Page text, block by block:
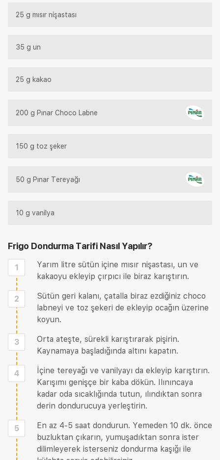
25 g mısır nişastası
35 g un
25 g kakao
200 g Pınar Choco Labne
150 g toz şeker
50 g Pınar Tereyağı
10 g vanilya
Frigo Dondurma Tarifi Nasıl Yapılır?
1
Yarım litre sütün içine mısır nişastası, un ve
kakaoyu ekleyip çırpıcı ile biraz karıştırın.
2
Sütün geri kalanı, çatalla biraz ezdiğiniz choco
labneyi ve toz şekeri de ekleyip ocağın üzerine
koyun.
3
Orta ateşte, sürekli karıştırarak pişirin.
Kaynamaya başladığında altını kapatın.
4
İçine tereyağı ve vanilyayı da ekleyip karıştırın.
Karışımı genişçe bir kaba dökün. Ilınıncaya
kadar oda sıcaklığında tutun, ılındıktan sonra
derin dondurucuya yerleştirin.
5
En az 4-5 saat dondurun. Yemeden 10 dk. önce
buzluktan çıkarın, yumuşadıktan sonra ister
dilimleyerek isterseniz dondurma kaşığı ile